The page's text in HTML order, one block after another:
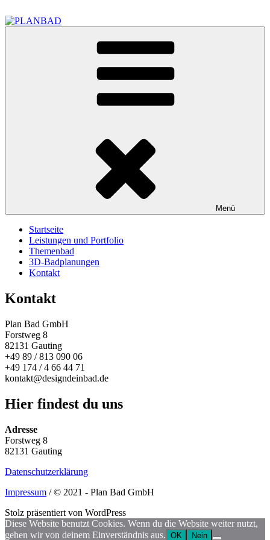
Inhalt
springen
Menü
Startseite
Leistungen und Portfolio
Themenbad
3D-Badplanungen
Kontakt
Kontakt
Plan Bad GmbH
Forstweg 8
82131 Gauting
+49 89 / 813 090 06
+49 174 / 4 66 44 71
kontakt@designdeinbad.de
Hier findest du uns
Adresse
Forstweg 8
82131 Gauting
Datenschutzerklärung
Impressum / © 2021 - Plan Bad GmbH
Stolz präsentiert von WordPress
Diese Website benutzt Cookies. Wenn du die Website weiter nutzt,
gehen wir von deinem Einverständnis aus. OK Nein